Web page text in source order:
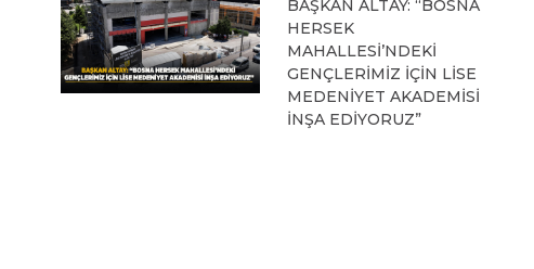
BAŞKAN ALTAY: “BOSNA
HERSEK
MAHALLESİ’NDEKİ
GENÇLERİMİZ İÇİN LİSE
MEDENİYET AKADEMİSİ
İNŞA EDİYORUZ”